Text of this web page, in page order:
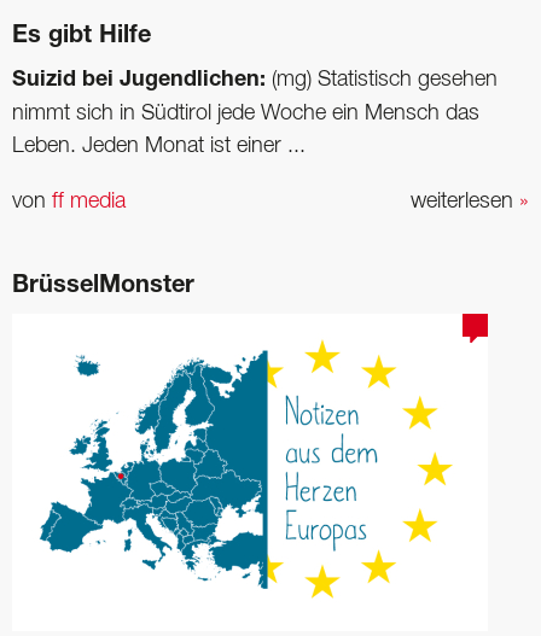
Es gibt Hilfe
Suizid bei Jugendlichen: (mg) Statistisch gesehen
nimmt sich in Südtirol jede Woche ein Mensch das
Leben. Jeden Monat ist einer ...
weiterlesen »
von ff media
BrüsselMonster